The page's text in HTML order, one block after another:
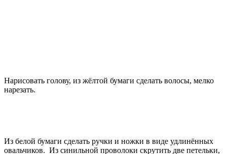
Нарисовать голову, из жёлтой бумаги сделать волосы, мелко
нарезать.
Из белой бумаги сделать ручки и ножки в виде удлинённых
овальчиков. Из синильной проволоки скрутить две петельки,